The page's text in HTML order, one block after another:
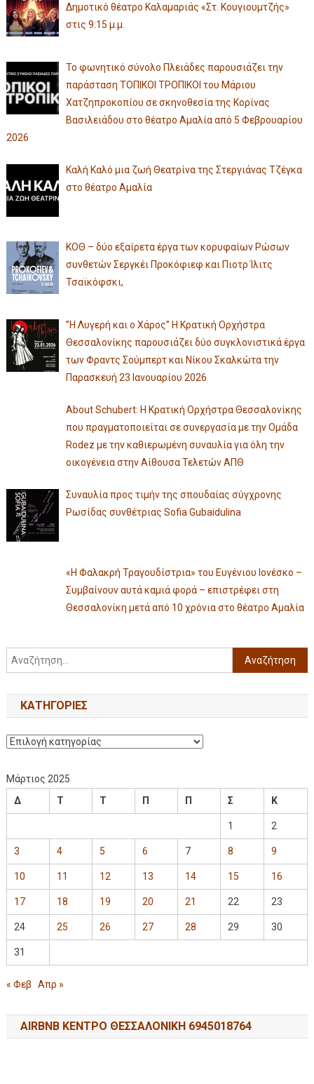
Δημοτικό θέατρο Καλαμαριάς «Στ. Κουγιουμτζής»
στις 9:15 μ.μ.
Το φωνητικό σύνολο Πλειάδες παρουσιάζει την
παράσταση ΤΟΠΙΚΟΙ ΤΡΟΠΙΚΟΙ του Μάριου
Χατζηπροκοπίου σε σκηνοθεσία της Κορίνας
Βασιλειάδου στο θέατρο Αμαλία από 5 Φεβρουαρίου
2026
Καλή Καλό μια ζωή Θεατρίνα της Στεργιάνας Τζέγκα
στο θέατρο Αμαλία
ΚΟΘ – δύο εξαίρετα έργα των κορυφαίων Ρώσων
συνθετών Σεργκέι Προκόφιεφ και Πιοτρ Ίλιτς
Τσαϊκόφσκι,
”Η Λυγερή και ο Χάρος” Η Κρατική Ορχήστρα
Θεσσαλονίκης παρουσιάζει δύο συγκλονιστικά έργα
των Φραντς Σούμπερτ και Νίκου Σκαλκώτα την
Παρασκευή 23 Ιανουαρίου 2026
About Schubert: Η Κρατική Ορχήστρα Θεσσαλονίκης
που πραγματοποιείται σε συνεργασία με την Ομάδα
Rodez με την καθιερωμένη συναυλία για όλη την
οικογένεια στην Αίθουσα Τελετών ΑΠΘ
Συναυλία προς τιμήν της σπουδαίας σύγχρονης
Ρωσίδας συνθέτριας Sofia Gubaidulina
«Η Φαλακρή Τραγουδίστρια» του Ευγένιου Ιονέσκο –
Συμβαίνουν αυτά καμιά φορά – επιστρέφει στη
Θεσσαλονίκη μετά από 10 χρόνια στο θέατρο Αμαλία
KΑΤΗΓΟΡΊΕΣ
Μάρτιος 2025
Δ
Τ Τ Π Π Σ Κ
1 2
3 4 5 6 7 8 9
10 11 12 13 14 15 16
17 18 19 20 21 22 23
24 25 26 27 28 29 30
31
« Φεβ Απρ »
AIRBNB ΚΕΝΤΡΟ ΘΕΣΣΑΛΟΝΙΚΗ 6945018764